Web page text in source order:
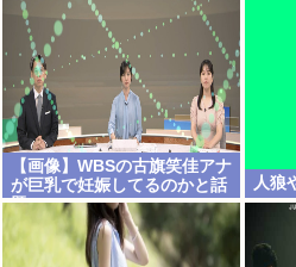
【画像】WBSの古旗笑佳アナ
が巨乳で妊娠してるのかと話
題に
人狼